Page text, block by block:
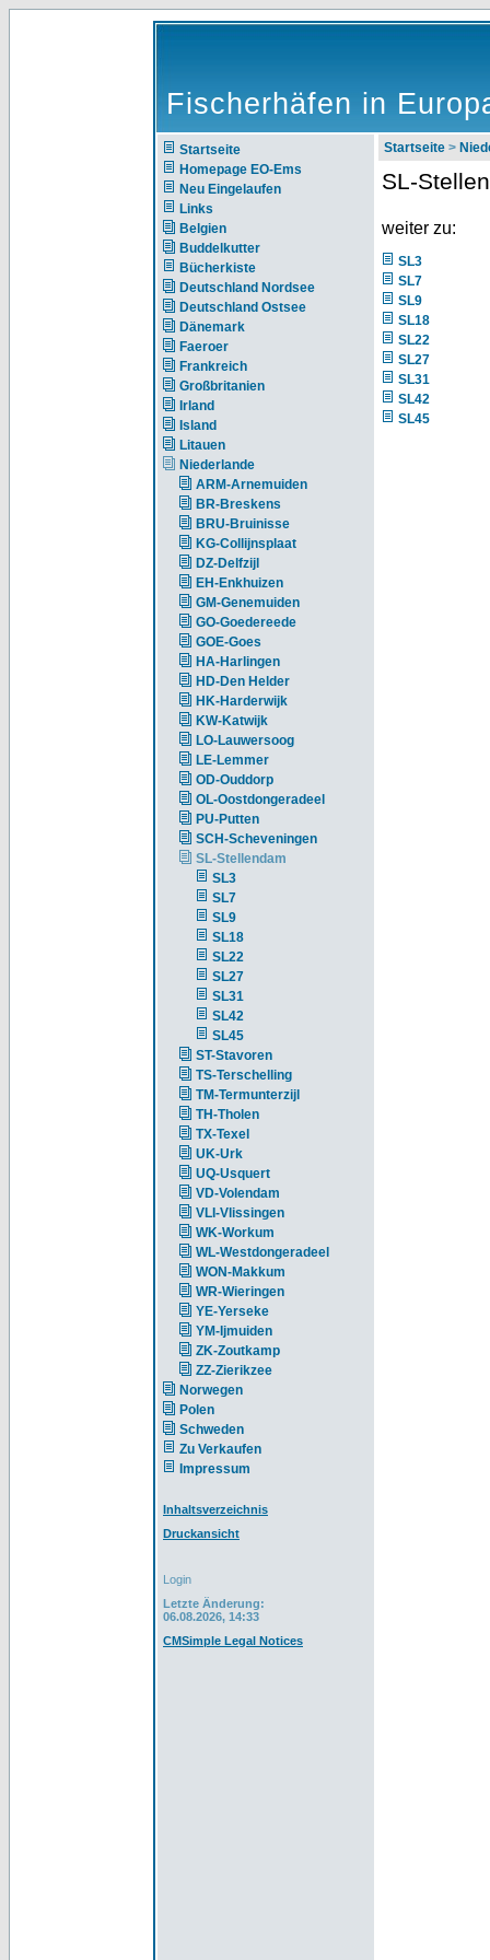
Fischerhäfen in
Startseite
Homepage EO-Ems
Neu Eingelaufen
Links
Belgien
Buddelkutter
Bücherkiste
Deutschland Nordsee
Deutschland Ostsee
Dänemark
Faeroer
Frankreich
Großbritanien
Irland
Island
Litauen
Niederlande
ARM-Arnemuiden
BR-Breskens
BRU-Bruinisse
KG-Collijnsplaat
DZ-Delfzijl
EH-Enkhuizen
GM-Genemuiden
GO-Goedereede
GOE-Goes
HA-Harlingen
HD-Den Helder
HK-Harderwijk
KW-Katwijk
LO-Lauwersoog
LE-Lemmer
OD-Ouddorp
OL-Oostdongeradeel
PU-Putten
SCH-Scheveningen
SL-Stellendam
SL3
SL7
SL9
SL18
SL22
SL27
SL31
SL42
SL45
ST-Stavoren
TS-Terschelling
TM-Termunterzijl
TH-Tholen
TX-Texel
UK-Urk
UQ-Usquert
VD-Volendam
VLI-Vlissingen
WK-Workum
WL-Westdongeradeel
WON-Makkum
WR-Wieringen
YE-Yerseke
YM-Ijmuiden
ZK-Zoutkamp
ZZ-Zierikzee
Norwegen
Polen
Schweden
Zu Verkaufen
Impressum
Inhaltsverzeichnis
Druckansicht
Login
Letzte Änderung:
06.08.2026, 14:33
CMSimple Legal Notices
Startseite >
SL-
weiter zu:
SL3
SL7
SL9
SL18
SL22
SL27
SL31
SL42
SL45